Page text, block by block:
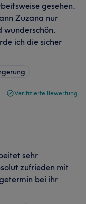
gesehen.
Zuzana nur
wunderschön.
ich die sicher
Verifizierte Bewertung
sehr
zufrieden mit
bei ihr